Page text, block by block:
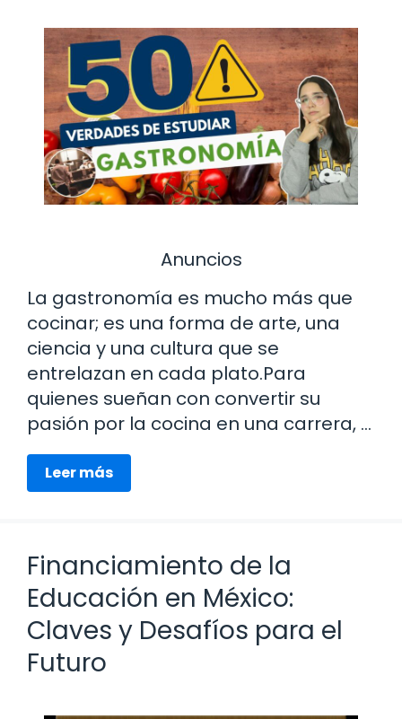
Anuncios
La gastronomía es mucho más que
cocinar; es una forma de arte, una
ciencia y una cultura que se
entrelazan en cada plato.Para
quienes sueñan con convertir su
pasión por la cocina en una carrera, …
Leer más
Financiamiento de la
Educación en México:
Claves y Desafíos para el
Futuro